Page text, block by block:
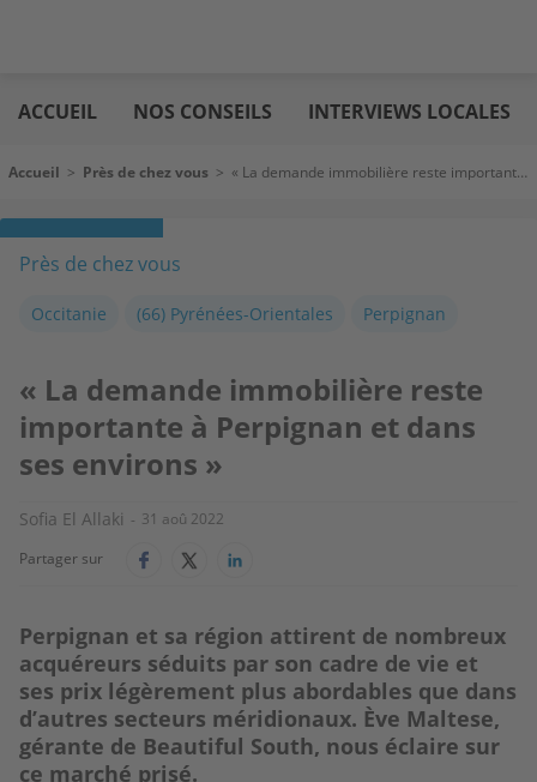
au
contenu
immo
ACCUEIL NOS CONSEILS INTERVIEWS LOCALES
Fil d'Ariane
Accueil > Près de chez vous > « La demande immobilière reste importante à Perpignan et dans ses environs »
Près de chez vous
Occitanie (66) Pyrénées-Orientales Perpignan
« La demande immobilière reste
importante à Perpignan et dans
ses environs »
Sofia El Allaki
31 aoû 2022
Partager sur
Perpignan et sa région attirent de nombreux
acquéreurs séduits par son cadre de vie et
ses prix légèrement plus abordables que dans
d’autres secteurs méridionaux. Ève Maltese,
gérante de Beautiful South, nous éclaire sur
ce marché prisé.